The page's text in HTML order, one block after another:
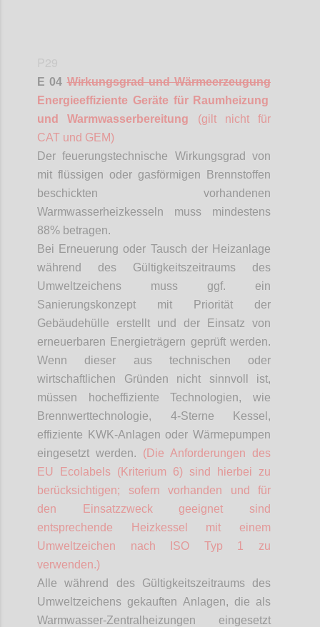
E 04Wirkungsgrad und Wärmeerzeugung
Energieeffiziente Geräte für Raumheizung
und Warmwasserbereitung (gilt nicht für
CAT und GEM)
Der feuerungstechnische Wirkungsgrad von
mit flüssigen oder gasförmigen Brennstoffen
beschickten vorhandenen
Warmwasserheizkesseln muss mindestens
88% betragen.
Bei Erneuerung oder Tausch der Heizanlage
während des Gültigkeitszeitraums des
Umweltzeichens muss ggf. ein
Sanierungskonzept mit Priorität der
Gebäudehülle erstellt und der Einsatz von
erneuerbaren Energieträgern geprüft werden.
Wenn dieser aus technischen oder
wirtschaftlichen Gründen nicht sinnvoll ist,
müssen hocheffiziente Technologien, wie
Brennwerttechnologie, 4-Sterne Kessel,
effiziente KWK-Anlagen oder Wärmepumpen
eingesetzt werden. (Die Anforderungen des
EU
Ecolabels (Kriterium 6) sind hierbei zu
berücksichtigen; sofern vorhanden und für
den Einsatzzweck geeignet sind
entsprechende Heizkessel mit einem
Umweltzeichen nach ISO Typ 1 zu
verwenden.)
Alle während des Gültigkeitszeitraums des
Umweltzeichens gekauften Anlagen, die als
Warmwasser-Zentralheizungen eingesetzt